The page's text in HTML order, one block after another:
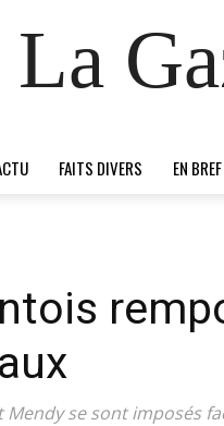
La
FAITS DIVERS EN BREF
se sont imposés